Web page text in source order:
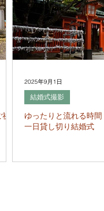
ゆったりと流れる時間
一日貸し切り結婚式
結婚式撮影
2025年9月1日